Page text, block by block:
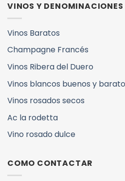
VINOS Y DENOMINACIONES
Vinos Baratos
Champagne Francés
Vinos Ribera del Duero
Vinos blancos buenos y
Vinos rosados secos
Ac la rodetta
Vino rosado dulce
COMO CONTACTAR